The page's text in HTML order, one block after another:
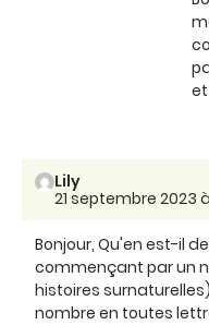
Lily
21 septembre 2023
Bonjour, Qu'en est-il
commençant par un
histoires
nombre en toutes